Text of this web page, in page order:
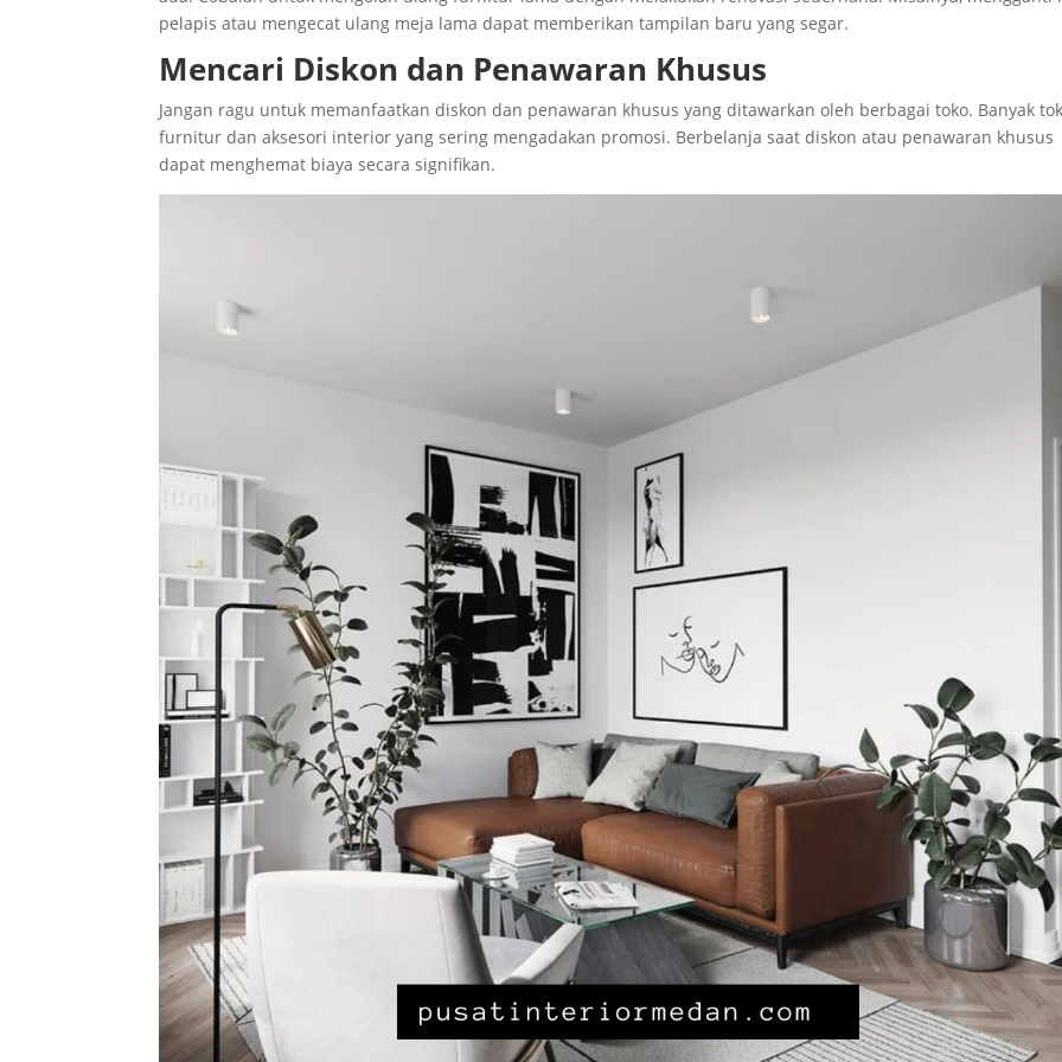
pelapis atau mengecat ulang meja lama dapat memberikan tampilan baru yang segar.
Mencari Diskon dan Penawaran Khusus
Jangan ragu untuk memanfaatkan diskon dan penawaran khusus yang ditawarkan oleh berbagai toko. Banyak
furnitur dan aksesori interior yang sering mengadakan promosi. Berbelanja saat diskon atau penawaran khusus
dapat menghemat biaya secara signifikan.